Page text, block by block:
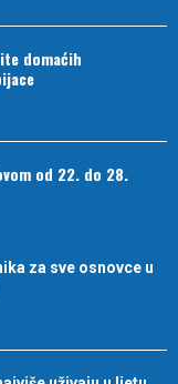
domaćih
od 22. do 28.
za sve osnovce u